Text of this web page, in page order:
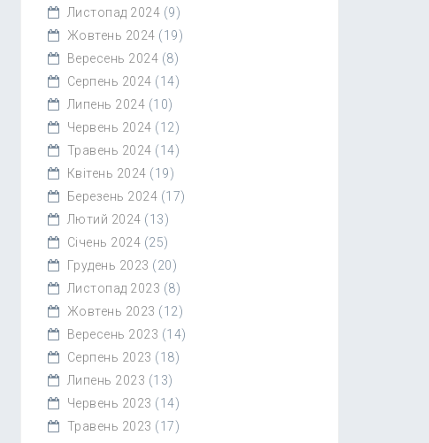
Листопад 2024 (9)
Жовтень 2024 (19)
Вересень 2024 (8)
Серпень 2024 (14)
Липень 2024 (10)
Червень 2024 (12)
Травень 2024 (14)
Квітень 2024 (19)
Березень 2024 (17)
Лютий 2024 (13)
Січень 2024 (25)
Грудень 2023 (20)
Листопад 2023 (8)
Жовтень 2023 (12)
Вересень 2023 (14)
Серпень 2023 (18)
Липень 2023 (13)
Червень 2023 (14)
Травень 2023 (17)